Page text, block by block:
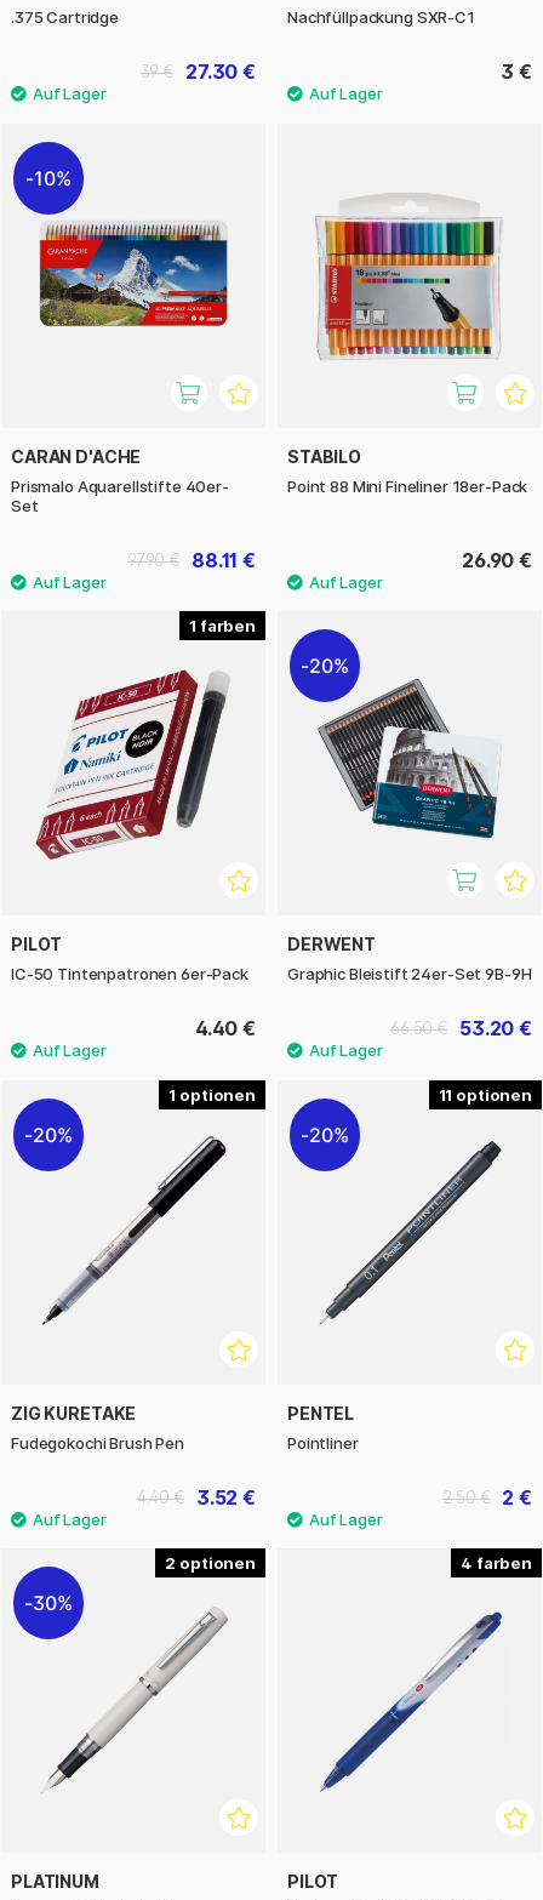
.375 Cartridge
27.30 €
39 €
Nachfüllpackung SXR-C1
3 €
10%
CARAN D'ACHE
Prismalo Aquarellstifte 40er-
Set
88.11 €
97.90 €
STABILO
Point 88 Mini Fineliner 18er-Pack
26.90 €
1
PILOT
IC-50 Tintenpatronen 6er-Pack
4.40 €
20%
DERWENT
Graphic Bleistift 24er-Set 9B-9H
53.20 €
66.50 €
1
20%
ZIG KURETAKE
Fudegokochi Brush Pen
3.52 €
4.40 €
11
20%
PENTEL
Pointliner
2 €
2.50 €
2
30%
PLATINUM
4
PILOT